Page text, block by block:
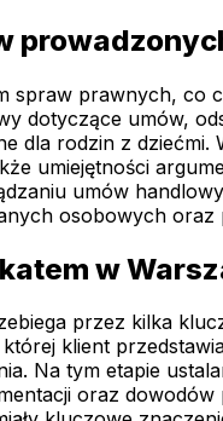
spraw prawnych,
dotyczące umów,
dla rodzin z
umiejętności
umów
osobowych
w
przez kilka
klient
Na tym etapie
oraz